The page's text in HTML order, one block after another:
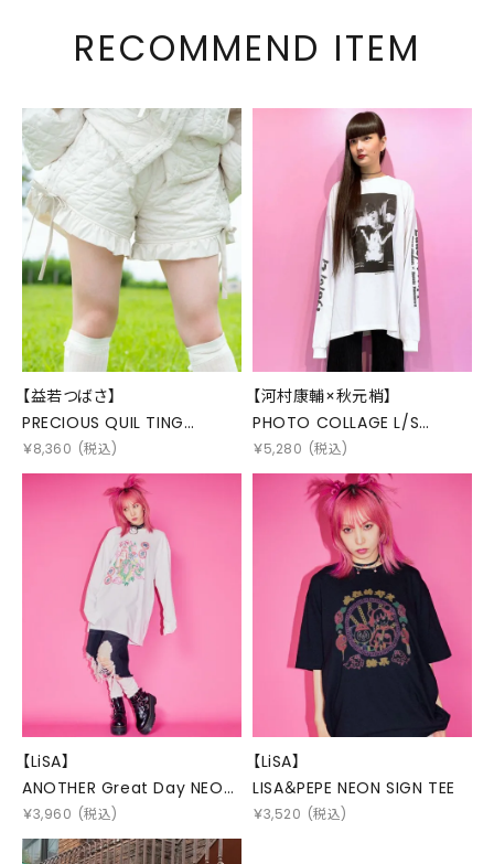
RECOMMEND ITEM
【益若つばさ】
PRECIOUS QUIL TING
SHORTS
￥8,360 (税込)
【河村康輔×秋元梢】
PHOTO COLLAGE L/S
TEE(MONO)
￥5,280 (税込)
【LiSA】
ANOTHER Great Day NEON
SIGN L/S TEE
￥3,960 (税込)
【LiSA】
LISA＆PEPE NEON SIGN TEE
￥3,520 (税込)